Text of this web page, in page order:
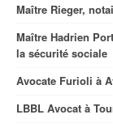
Maître Rieger,
Maître Hadrien
la sécurité sociale
Avocate Furioli à
LBBL Avocat à